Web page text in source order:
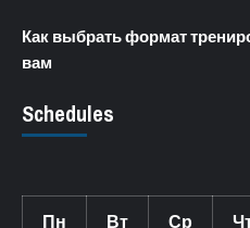
Как выбрать формат
вам
Schedules
Пн Вт Ср